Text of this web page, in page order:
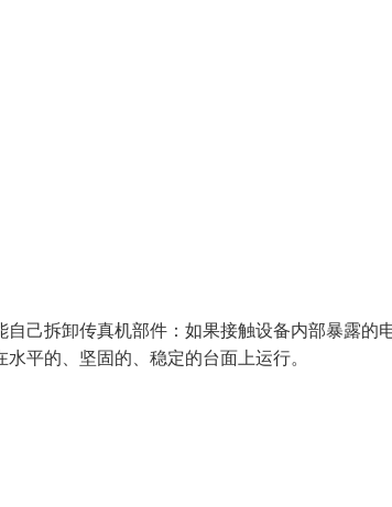
己拆卸传真机部件：如果接触设备内部暴露的
平的、坚固的、稳定的台面上运行。